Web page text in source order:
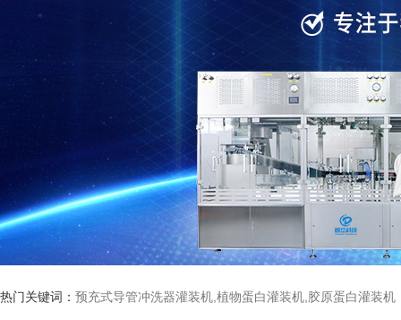
热门关键词： 预充式导管冲洗器灌装机,植物蛋白灌装机,胶原蛋白灌装机